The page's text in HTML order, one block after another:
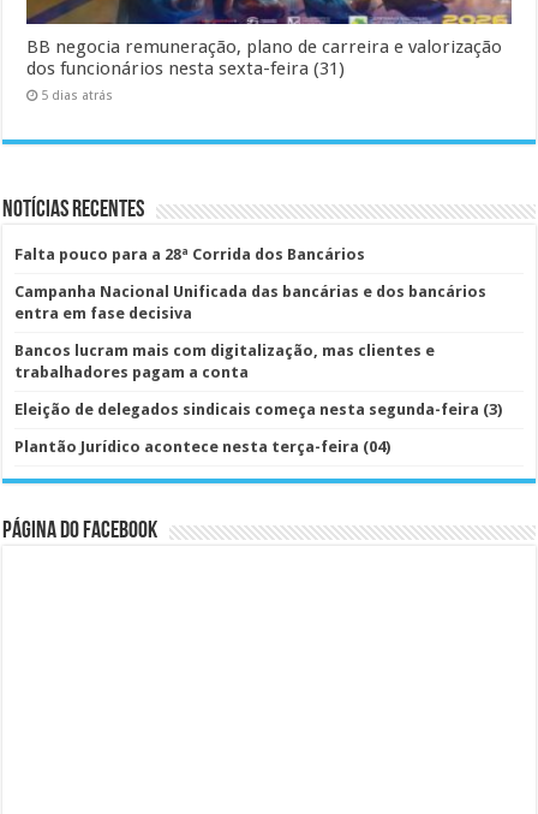
BB negocia remuneração, plano de carreira e valorização
dos funcionários nesta sexta-feira (31)
5 dias atrás
Notícias Recentes
Falta pouco para a 28ª Corrida dos Bancários
Campanha Nacional Unificada das bancárias e dos bancários
entra em fase decisiva
Bancos lucram mais com digitalização, mas clientes e
trabalhadores pagam a conta
Eleição de delegados sindicais começa nesta segunda-feira (3)
Plantão Jurídico acontece nesta terça-feira (04)
Página do Facebook